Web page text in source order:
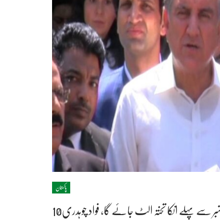
پاکستان
سے پہلے انکا تختہ الٹ جائے گا، فواد چوہدری